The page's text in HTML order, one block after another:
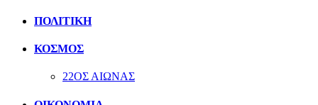
ΠΟΛΙΤΙΚΗ
ΚΟΣΜΟΣ
22ΟΣ ΑΙΩΝΑΣ